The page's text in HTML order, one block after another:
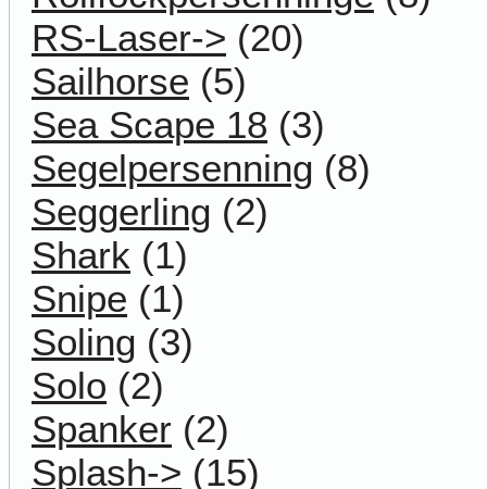
RS-Laser-> (20)
Sailhorse (5)
Sea Scape 18 (3)
Segelpersenning (8)
Seggerling (2)
Shark (1)
Snipe (1)
Soling (3)
Solo (2)
Spanker (2)
Splash-> (15)